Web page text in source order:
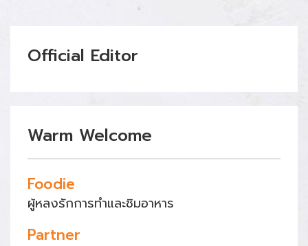
Official Editor
Warm Welcome
Foodie
ผู้หลงรักการทำและชิมอาหาร
Partner